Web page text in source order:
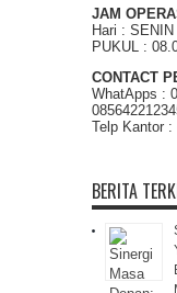
JAM
Hari : SENIN
PUKUL :
CONTACT
WhatApps :
Telp Kantor :
BERITA